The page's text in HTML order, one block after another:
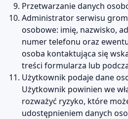
Przetwarzanie danych
Administrator serwisu
osobowe: imię, nazwisko,
numer telefonu oraz
osoba kontaktująca się
treści formularza lub
Użytkownik podaje dane
Użytkownik powinien we
rozważyć ryzyko, które
udostępnieniem danych